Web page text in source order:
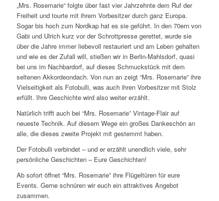
„Mrs. Rosemarie“ folgte über fast vier Jahrzehnte dem Ruf der
Freiheit und tourte mit ihrem Vorbesitzer durch ganz Europa.
Sogar bis hoch zum Nordkap hat es sie geführt. In den 70ern von
Gabi und Ulrich kurz vor der Schrottpresse gerettet, wurde sie
über die Jahre immer liebevoll restauriert und am Leben gehalten
und wie es der Zufall will, stießen wir in Berlin-Mahlsdorf, quasi
bei uns im Nachbardorf, auf dieses Schmuckstück mit dem
seltenen Akkordeondach. Von nun an zeigt “Mrs. Rosemarie” ihre
Vielseitigkeit als Fotobulli, was auch ihren Vorbesitzer mit Stolz
erfüllt. Ihre Geschichte wird also weiter erzählt.
Natürlich trifft auch bei “Mrs. Rosemarie” Vintage-Flair auf
neueste Technik. Auf diesem Wege ein großes Dankeschön an
alle, die dieses zweite Projekt mit gestemmt haben.
Der Fotobulli verbindet – und er erzählt unendlich viele, sehr
persönliche Geschichten – Eure Geschichten!
Ab sofort öffnet “Mrs. Rosemarie” ihre Flügeltüren für eure
Events. Gerne schnüren wir euch ein attraktives Angebot
zusammen.